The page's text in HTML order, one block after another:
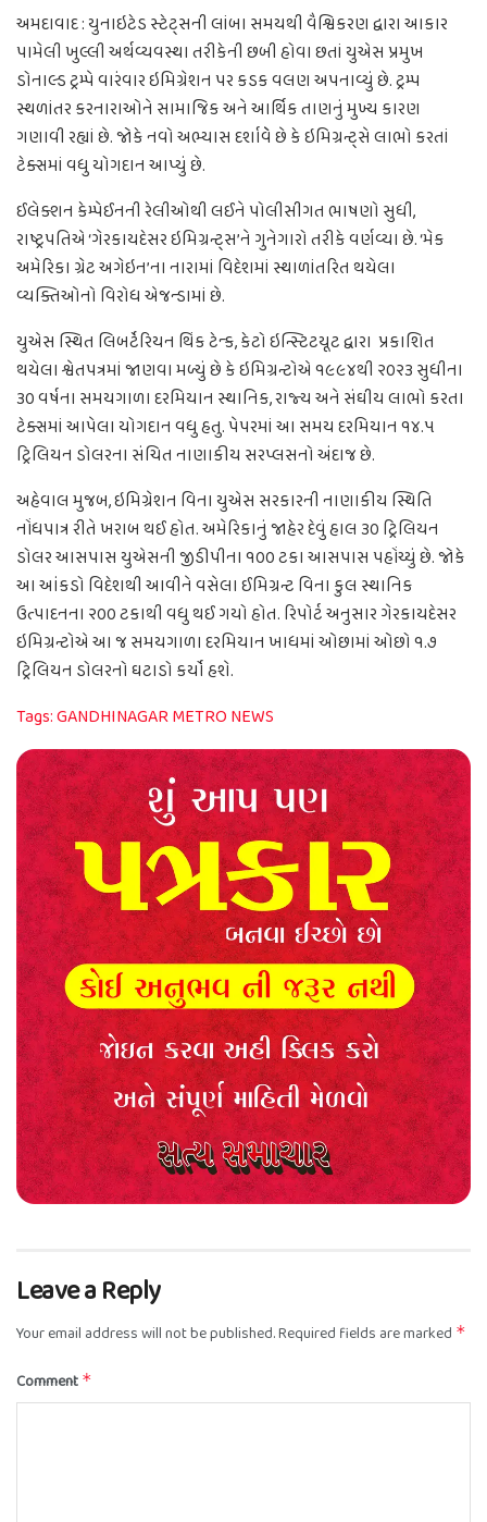
અમદાવાદ : યુનાઇટેડ સ્ટેટ્સની લાંબા સમયથી વૈશ્વિકરણ દ્વારા આકાર
પામેલી ખુલ્લી અર્થવ્યવસ્થા તરીકેની છબી હોવા છતાં યુએસ પ્રમુખ
ડોનાલ્ડ ટ્રમ્પે વારંવાર ઇમિગ્રેશન પર કડક વલણ અપનાવ્યું છે. ટ્રમ્પ
સ્થળાંતર કરનારાઓને સામાજિક અને આર્થિક તાણનું મુખ્ય કારણ
ગણાવી રહ્યાં છે. જોકે નવો અભ્યાસ દર્શાવેે છે કે ઇમિગ્રન્ટ્સે લાભો કરતાં
ટેક્સમાં વધુ યોગદાન આપ્યું છે.
ઈલેક્શન કેમ્પેઈનની રેલીઓથી લઈને પોલીસીગત ભાષણો સુધી,
રાષ્ટ્રપતિએ ‘ગેરકાયદેસર ઇમિગ્રન્ટ્સ’ને ગુનેગારો તરીકે વર્ણવ્યા છે. ‘મેક
અમેરિકા ગ્રેટ અગેઇન’ના નારામાં વિદેશમાં સ્થાળાંતરિત થયેલા
વ્યક્તિઓનો વિરોધ એજન્ડામાં છે.
યુએસ સ્થિત લિબર્ટેરિયન થિંક ટેન્ક, કેટો ઇન્સ્ટિટયૂટ દ્વારા પ્રકાશિત
થયેલા શ્વેતપત્રમાં જાણવા મળ્યું છે કે ઇમિગ્રન્ટોએ ૧૯૯૪થી ૨૦૨૩ સુધીના
૩૦ વર્ષના સમયગાળા દરમિયાન સ્થાનિક, રાજ્ય અને સંઘીય લાભો કરતા
ટેક્સમાં આપેલા યોગદાન વધુ હતુ. પેપરમાં આ સમય દરમિયાન ૧૪.૫
ટ્રિલિયન ડોલરના સંચિત નાણાકીય સરપ્લસનો અંદાજ છે.
અહેવાલ મુજબ, ઇમિગ્રેશન વિના યુએસ સરકારની નાણાકીય સ્થિતિ
નોંધપાત્ર રીતે ખરાબ થઈ હોત. અમેરિકાનું જાહેર દેવું હાલ ૩૦ ટ્રિલિયન
ડોલર આસપાસ યુએસની જીડીપીના ૧૦૦ ટકા આસપાસ પહોંચ્યું છે. જોકે
આ આંકડો વિદેશથી આવીને વસેલા ઈમિગ્રન્ટ વિના કુલ સ્થાનિક
ઉત્પાદનના ૨૦૦ ટકાથી વધુ થઈ ગયો હોત. રિપોર્ટ અનુસાર ગેરકાયદેસર
ઇમિગ્રન્ટોએ આ જ સમયગાળા દરમિયાન ખાધમાં ઓછામાં ઓછો ૧.૭
ટ્રિલિયન ડોલરનો ઘટાડો કર્યો હશે.
Tags:GANDHINAGAR METRO NEWS
Leave a Reply
Your email address will not be published.Required fields are marked *
Comment *